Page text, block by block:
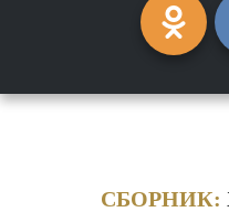
СБОРНИК: